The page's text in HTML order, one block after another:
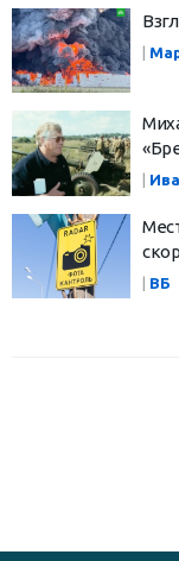
|
| ВБ